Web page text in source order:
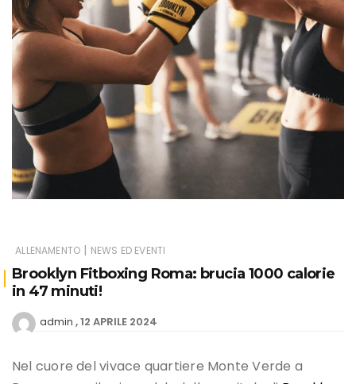
ALLENAMENTO | NEWS ED EVENTI
Brooklyn Fitboxing Roma: brucia 1000 calorie
in 47 minuti!
admin 12 APRILE 2024
Nel cuore del vivace quartiere Monte Verde a